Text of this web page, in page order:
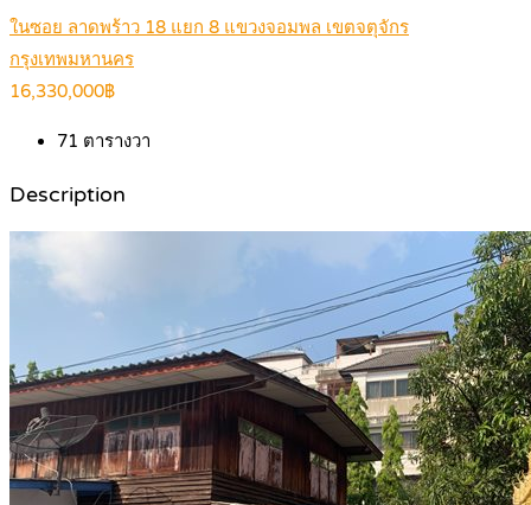
ในซอย ลาดพร้าว 18 แยก 8 แขวงจอมพล เขตจตุจักร
กรุงเทพมหานคร
16,330,000฿
71 ตารางวา
Description